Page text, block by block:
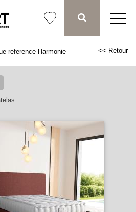
reference Harmonie << Retour